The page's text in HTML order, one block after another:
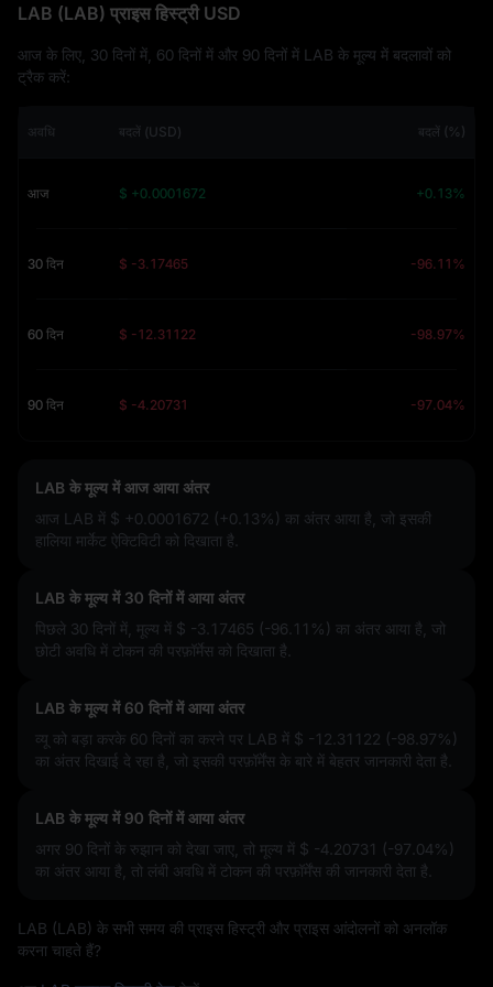
LAB (LAB) प्राइस हिस्ट्री USD
आज के लिए, 30 दिनों में, 60 दिनों में और 90 दिनों में LAB के मूल्य में बदलावों को
ट्रैक करें:
अवधि बदलें (USD) बदलें (%)
आज $ +0.0001672 +0.13%
30 दिन $ -3.17465 -96.11%
60 दिन $ -12.31122 -98.97%
90 दिन $ -4.20731 -97.04%
LAB के मूल्य में आज आया अंतर
आज LAB में $ +0.0001672 (+0.13%) का अंतर आया है, जो इसकी
हालिया मार्केट ऐक्टिविटी को दिखाता है.
LAB के मूल्य में 30 दिनों में आया अंतर
पिछले 30 दिनों में, मूल्य में $ -3.17465 (-96.11%) का अंतर आया है, जो
छोटी अवधि में टोकन की परफ़ॉर्मेस को दिखाता है.
LAB के मूल्य में 60 दिनों में आया अंतर
व्यू को बड़ा करके 60 दिनों का करने पर LAB में $ -12.31122 (-98.97%)
का अंतर दिखाई दे रहा है, जो इसकी परफ़ॉर्मेंस के बारे में बेहतर जानकारी देता है.
LAB के मूल्य में 90 दिनों में आया अंतर
अगर 90 दिनों के रुझान को देखा जाए, तो मूल्य में $ -4.20731 (-97.04%)
का अंतर आया है, तो लंबी अवधि में टोकन की परफ़ॉर्मेंस की जानकारी देता है.
LAB (LAB) के सभी समय की प्राइस हिस्ट्री और प्राइस आंदोलनों को अनलॉक
करना चाहते हैं?